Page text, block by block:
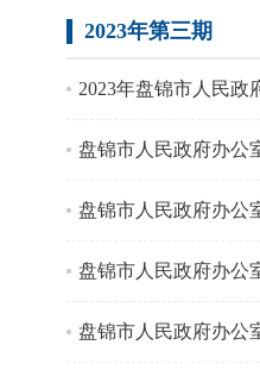
2023年第三期
2023年盘锦市人民政
盘锦市人民政府办公
盘锦市人民政府办公
盘锦市人民政府办
盘锦市人民政府办公